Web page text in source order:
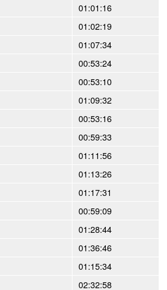
01:01:16
01:02:19
01:07:34
00:53:24
00:53:10
01:09:32
00:53:16
00:59:33
01:11:56
01:13:26
01:17:31
00:59:09
01:28:44
01:36:46
01:15:34
02:32:58